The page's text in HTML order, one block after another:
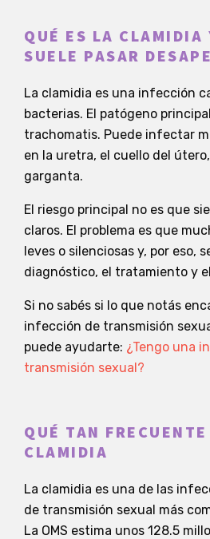
QUÉ ES LA CLAMIDIA
SUELE PASAR
La clamidia es una infección
bacterias. El patógeno
trachomatis. Puede infectar
en la uretra, el cuello del
garganta.
El riesgo principal no es que
claros. El problema es que
leves o silenciosas y, por eso,
diagnóstico, el tratamiento y
Si no sabés si lo que notás
infección de transmisión
puede ayudarte: ¿Tengo una
transmisión sexual?
QUÉ TAN
CLAMIDIA
La clamidia es una de las
de transmisión sexual más
La OMS estima unos 128.5